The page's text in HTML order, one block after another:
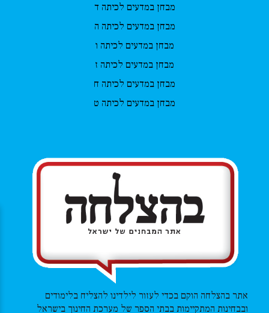
מבחן במדעים לכיתה ד
מבחן במדעים לכיתה ה
מבחן במדעים לכיתה ו
מבחן במדעים לכיתה ז
מבחן במדעים לכיתה ח
מבחן במדעים לכיתה ט
אתר בהצלחה הוקם בכדי לעזור לילדינו להצליח בלימודים
ובבחינות המתקיימות בבתי הספר של מערכת החינוך בישראל